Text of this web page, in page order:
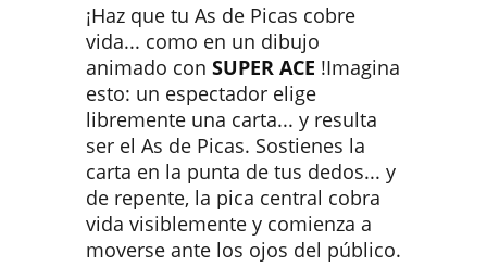
¡Haz que tu As de Picas cobre
vida... como en un dibujo
animado con SUPER ACE !Imagina
esto: un espectador elige
libremente una carta... y resulta
ser el As de Picas. Sostienes la
carta en la punta de tus dedos... y
de repente, la pica central cobra
vida visiblemente y comienza a
moverse ante los ojos del público.